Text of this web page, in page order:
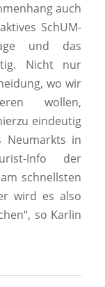
auch
SchUM-
und das
Nicht nur
wo wir
wollen,
eindeutig
Neumarkts in
Info der
schnellsten
wird es also
so Karlin